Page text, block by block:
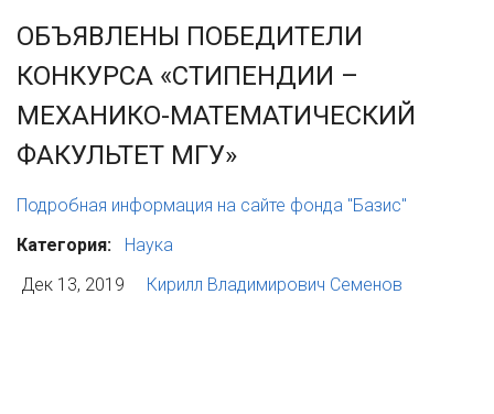
ОБЪЯВЛЕНЫ ПОБЕДИТЕЛИ
КОНКУРСА «СТИПЕНДИИ –
МЕХАНИКО-МАТЕМАТИЧЕСКИЙ
ФАКУЛЬТЕТ МГУ»
Подробная информация на сайте фонда "Базис"
Категория:
Наука
Дек 13, 2019
Кирилл Владимирович Семенов